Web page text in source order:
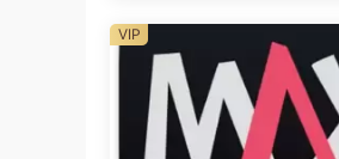
• 支持多种格式，包括
胜、可自定义的特效
• 精美动画，轻松自定义
• 使用直观的控件更改标
VIP